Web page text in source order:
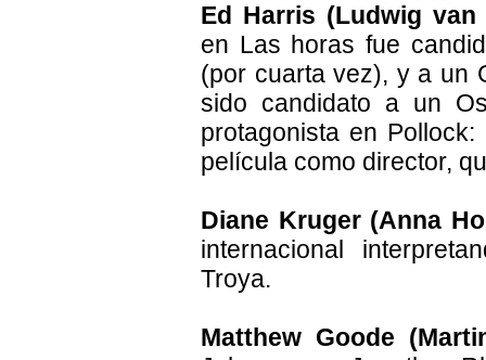
Ed Harris (Ludwig
en Las horas fue
(por cuarta vez), y a un
sido candidato a un
protagonista en
película como director,
Diane Kruger (Anna
internacional
Troya.
Matthew Goode